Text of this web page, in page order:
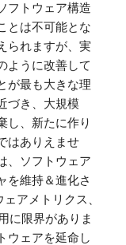
フトウェア構造
とは不可能とな
られますが、実
ように改善して
が最も大きな理
づき、大規模
し、新たに作り
はありえませ
、ソフトウェア
を維持＆進化さ
アメトリクス、
に限界がありま
ウェアを延命し